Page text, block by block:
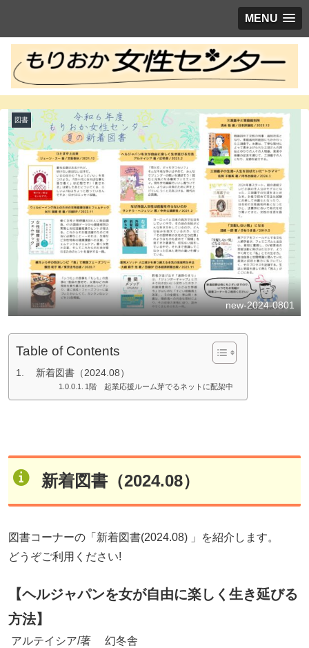
MENU
図書
new-2024-0801
Table of Contents
新着図書（2024.08）
1階 起業応援ルーム芽でるネットに配架中
新着図書（2024.08）
図書コーナーの「新着図書(2024.08) 」を紹介します。
どうぞご利用ください!
【ヘルジャパンを女が自由に楽しく生き延びる
方法】
アルテイシア/著 幻冬舎